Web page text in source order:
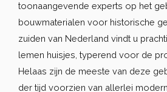
toonaangevende experts op het
bouwmaterialen voor historische
zuiden van Nederland vindt u
lemen huisjes, typerend voor de
Helaas zijn de meeste van deze
der tijd voorzien van allerlei